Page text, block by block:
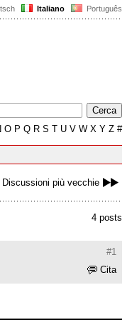
Italiano Português
O P Q R S T U V W X Y Z #
Discussioni più vecchie
4 posts
#1
Cita